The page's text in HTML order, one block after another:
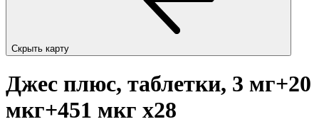
Скрыть карту
Джес плюс, таблетки, 3 мг+20
мкг+451 мкг x28